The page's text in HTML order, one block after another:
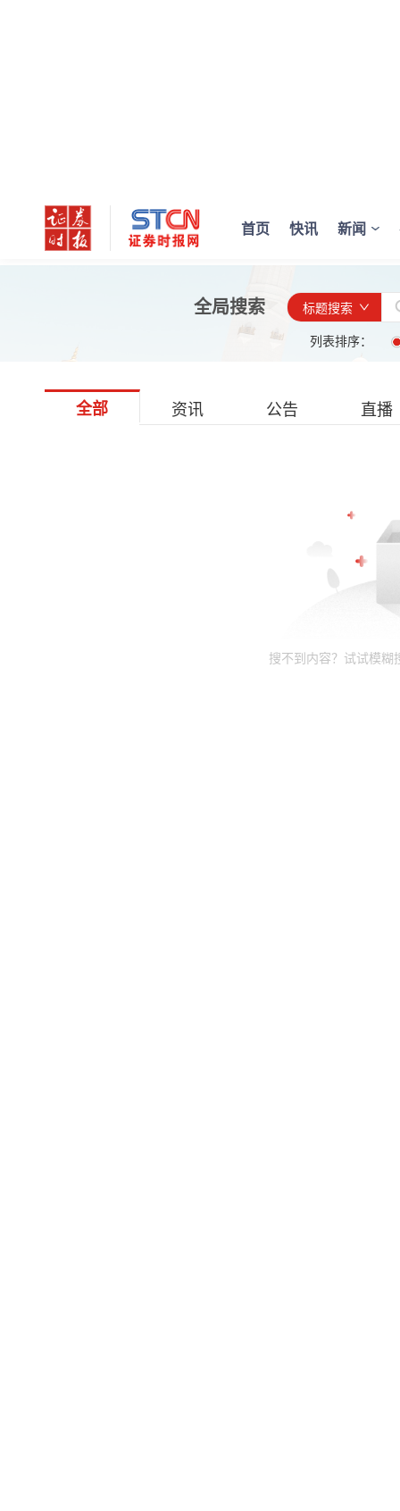
首页 快讯 新闻
全局搜索
标题搜索
列表排序：
全部 资讯 公告 直播
搜不到内容？试试模糊